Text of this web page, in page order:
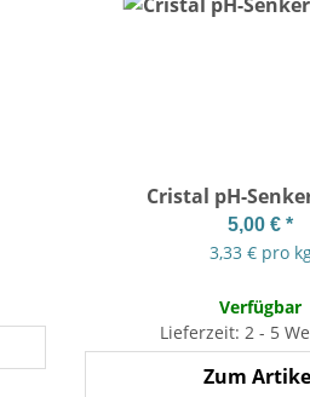
Cristal pH-
5,00 €*
3,33 € pro
Verfügbar
Lieferzeit: 2 - 5
Zum